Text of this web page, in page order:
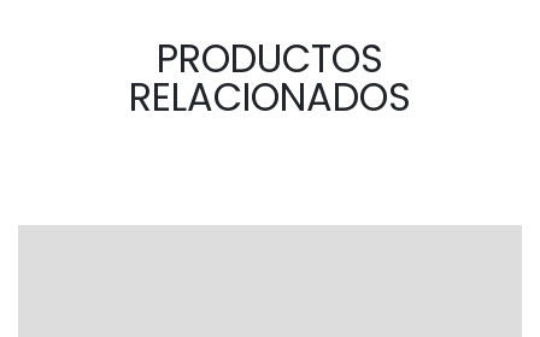
PRODUCTOS
RELACIONADOS